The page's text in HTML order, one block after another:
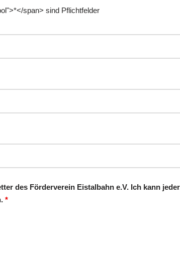
span> sind Pflichtfelder
des Förderverein Eistalbahn e.V. Ich kann
*